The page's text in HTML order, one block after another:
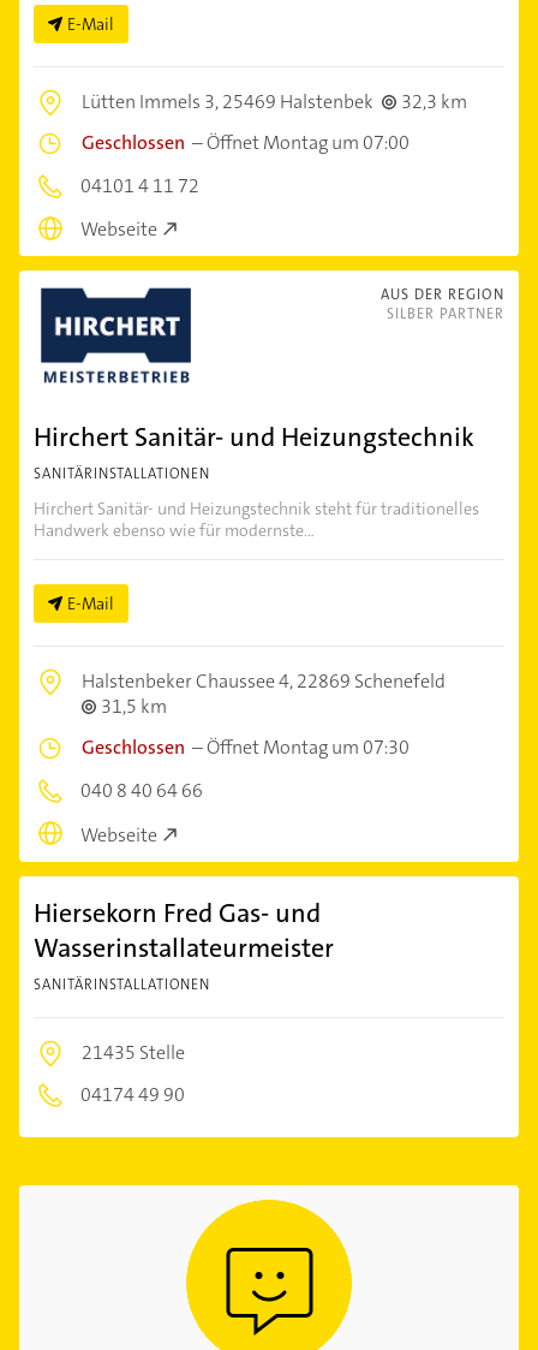
E-Mail
Lütten Immels 3,25469 Halstenbek
32,3 km
Geschlossen –Öffnet Montag um 07:00
04101 4 11 72
Webseite
AUS DER REGION
SILBER PARTNER
Hirchert Sanitär- und Heizungstechnik
SANITÄRINSTALLATIONEN
Hirchert Sanitär- und Heizungstechnik steht für traditionelles
Handwerk ebenso wie für modernste...
E-Mail
Halstenbeker Chaussee 4,22869 Schenefeld
31,5 km
Geschlossen –Öffnet Montag um 07:30
040 8 40 64 66
Webseite
Hiersekorn Fred Gas- und
Wasserinstallateurmeister
SANITÄRINSTALLATIONEN
21435 Stelle
04174 49 90